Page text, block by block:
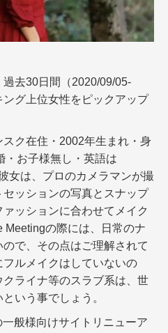
去30日間（2020/09/05-
グ上位女性をピックアップ
ク在住・2002年生まれ・身
・お子様無し・英語は
女は、プロのカメラマンが撮
ッションの写真とスナップ
ッションに合わせてメイク
Meetingの際には、日常のナ
で、その点はご理解されて
ルメイクはしていないの
ライナ等のスラブ系は、世
いう事でしょう。
般様向けサイトリニューア